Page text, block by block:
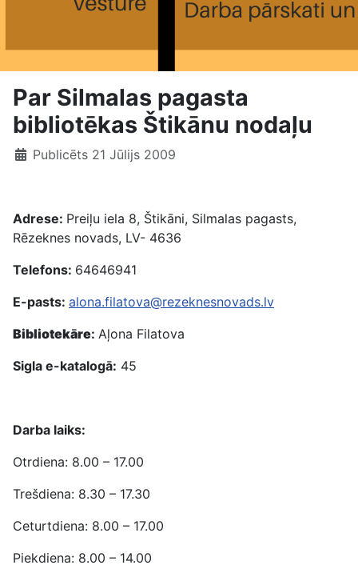
Par Silmalas pagasta
bibliotēkas Štikānu nodaļu
Publicēts 21 Jūlijs 2009
Adrese: Preiļu iela 8, Štikāni, Silmalas pagasts,
Rēzeknes novads, LV- 4636
Telefons: 64646941
E-pasts: alona.filatova@rezeknesnovads.lv
Bibliotekāre: Aļona Filatova
Sigla e-katalogā: 45
Darba laiks:
Otrdiena: 8.00 – 17.00
Trešdiena: 8.30 – 17.30
Ceturtdiena: 8.00 – 17.00
Piekdiena: 8.00 – 14.00